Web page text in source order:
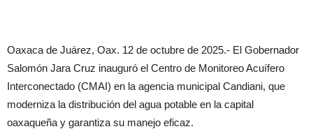
Oaxaca de Juárez, Oax. 12 de octubre de 2025.- El Gobernador
Salomón Jara Cruz inauguró el Centro de Monitoreo Acuífero
Interconectado (CMAI) en la agencia municipal Candiani, que
moderniza la distribución del agua potable en la capital
oaxaqueña y garantiza su manejo eficaz.